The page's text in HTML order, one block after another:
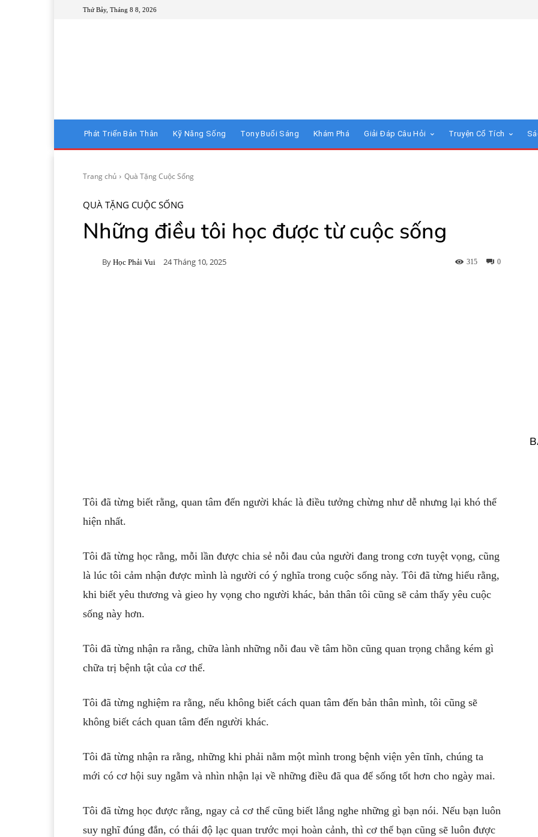
Thứ Bảy, Tháng 8 8, 2026
Phát Triển Bản Thân Kỹ Năng Sống Tony Buổi Sáng Khám Phá Giải Đáp Câu Hỏi Truyện Cổ Tích
Trang chủ Quà Tặng Cuộc Sống
QUÀ TẶNG CUỘC SỐNG
Những điều tôi học được từ cuộc sống
By Học Phải Vui 24 Tháng 10, 2025 0
315
Tôi đã từng biết rằng, quan tâm đến người khác là điều tưởng chừng như dễ nhưng lại khó thể
hiện nhất.
Tôi đã từng học rằng, mỗi lần được chia sẻ nỗi đau của người đang trong cơn tuyệt vọng, cũng
là lúc tôi cảm nhận được mình là người có ý nghĩa trong cuộc sống này. Tôi đã từng hiểu rằng,
khi biết yêu thương và gieo hy vọng cho người khác, bản thân tôi cũng sẽ cảm thấy yêu cuộc
sống này hơn.
Tôi đã từng nhận ra rằng, chữa lành những nỗi đau về tâm hồn cũng quan trọng chẳng kém gì
chữa trị bệnh tật của cơ thể.
Tôi đã từng nghiệm ra rằng, nếu không biết cách quan tâm đến bản thân mình, tôi cũng sẽ
không biết cách quan tâm đến người khác.
Tôi đã từng nhận ra rằng, những khi phải nằm một mình trong bệnh viện yên tĩnh, chúng ta
mới có cơ hội suy ngẫm và nhìn nhận lại về những điều đã qua để sống tốt hơn cho ngày mai.
Tôi đã từng học được rằng, ngay cả cơ thể cũng biết lắng nghe những gì bạn nói. Nếu bạn luôn
suy nghĩ đúng đắn, có thái độ lạc quan trước mọi hoàn cảnh, thì cơ thể bạn cũng sẽ luôn được